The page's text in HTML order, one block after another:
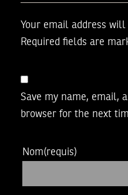
Your email address
Required fields are
Save my name, email,
browser for the next
Nom(requis)